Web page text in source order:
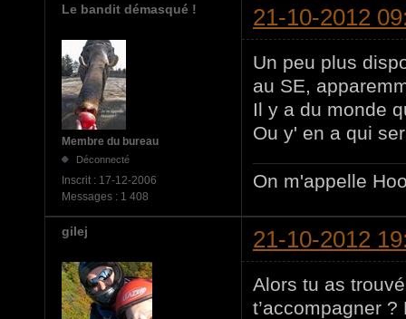
Le bandit démasqué ! 21-10-2012
Membre du bureau
Déconnecté
Inscrit : 17-12-2006
Messages : 1 408
Un peu plus
au SE,
Il y a du monde
Ou y' en a qui
On m'appelle
gilej 21-10-2012
Alors tu as
t’accompagner